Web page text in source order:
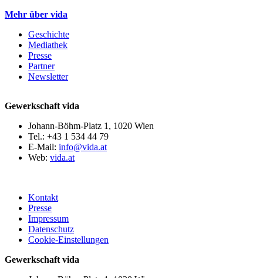
Mehr über vida
Geschichte
Mediathek
Presse
Partner
Newsletter
Gewerkschaft vida
Johann-Böhm-Platz 1, 1020 Wien
Tel.: +43 1 534 44 79
E-Mail: info@vida.at
Web: vida.at
Kontakt
Presse
Impressum
Datenschutz
Cookie-Einstellungen
Gewerkschaft vida